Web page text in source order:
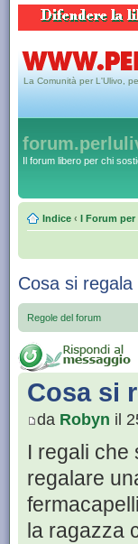
La Comunità per L'Ulivo,
Il forum libero per chi
Indice ‹ I Forum
Cosa si regala
Regole del forum
Cosa si
da Robyn il
I regali che
regalare
la ragazza